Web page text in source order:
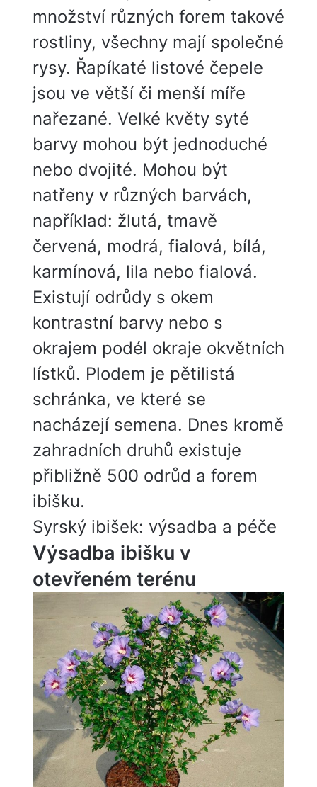
množství různých forem takové
rostliny, všechny mají společné
rysy. Řapíkaté listové čepele
jsou ve větší či menší míře
nařezané. Velké květy syté
barvy mohou být jednoduché
nebo dvojité. Mohou být
natřeny v různých barvách,
například: žlutá, tmavě
červená, modrá, fialová, bílá,
karmínová, lila nebo fialová.
Existují odrůdy s okem
kontrastní barvy nebo s
okrajem podél okraje okvětních
lístků. Plodem je pětilistá
schránka, ve které se
nacházejí semena. Dnes kromě
zahradních druhů existuje
přibližně 500 odrůd a forem
ibišku.
Syrský ibišek: výsadba a péče
Výsadba ibišku v
otevřeném terénu